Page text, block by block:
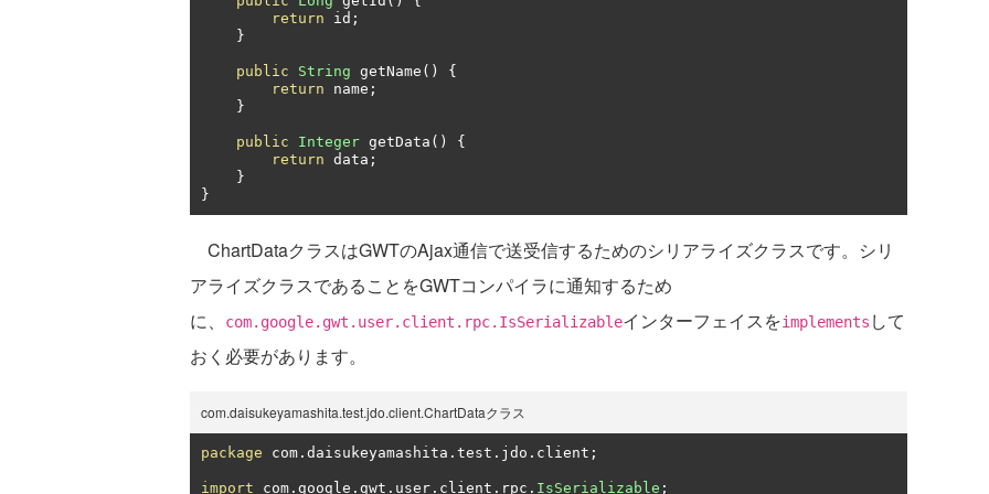
return id ;
}
public String getName ()
{
return name ;
}
public Integer getData ()
{
return data ;
}
}
ChartDataクラスはGWTのAjax通信で送受信するためのシリアライズクラスです。シリ
アライズクラスであることをGWTコンパイラに通知するため
に、
com.google.gwt.user.client.rpc.IsSerializableインターフェイスをimplements して
おく必要があります。
com.daisukeyamashita.test.jdo.client.ChartDataクラス
package com . daisukeyamashita . test . jdo . client ;
import com . google . gwt . user . client . rpc . IsSerializable ;